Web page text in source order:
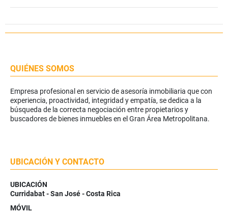
QUIÉNES SOMOS
Empresa profesional en servicio de asesoría inmobiliaria que con
experiencia, proactividad, integridad y empatía, se dedica a la
búsqueda de la correcta negociación entre propietarios y
buscadores de bienes inmuebles en el Gran Área Metropolitana.
UBICACIÓN Y CONTACTO
UBICACIÓN
Curridabat - San José - Costa Rica
MÓVIL